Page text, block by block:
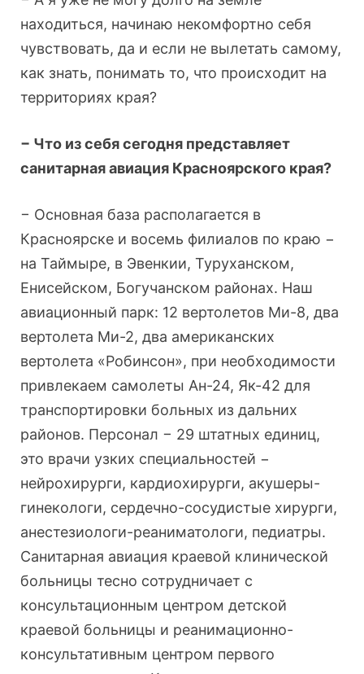
находиться, начинаю некомфортно себя
чувствовать, да и если не вылетать самому,
как знать, понимать то, что происходит на
территориях края?
− Что из себя сегодня представляет
санитарная авиация Красноярского края?
− Основная база располагается в
Красноярске и восемь филиалов по краю −
на Таймыре, в Эвенкии, Туруханском,
Енисейском, Богучанском районах. Наш
авиационный парк: 12 вертолетов Ми-8, два
вертолета Ми-2, два американских
вертолета «Робинсон», при необходимости
привлекаем самолеты Ан-24, Як-42 для
транспортировки больных из дальних
районов. Персонал − 29 штатных единиц,
это врачи узких специальностей −
нейрохирурги, кардиохирурги, акушеры-
гинекологи, сердечно-сосудистые хирурги,
анестезиологи-реаниматологи, педиатры.
Санитарная авиация краевой клинической
больницы тесно сотрудничает с
консультационным центром детской
краевой больницы и реанимационно-
консультативным центром первого